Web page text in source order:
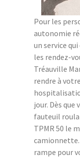
Pour les
autonomie
un service
les rendez-
Tréauville
rendre à
jour. Dès que
fauteuil
TPMR 50 le
camionnette.
rampe pour